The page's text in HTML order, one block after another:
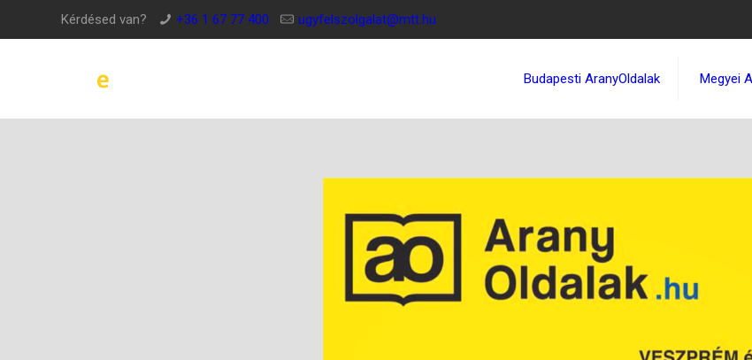
Kérdésed van? +36 1 67 77 400 ugyfelszolgalat@mtt.hu
Budapesti AranyOldalak Megyei